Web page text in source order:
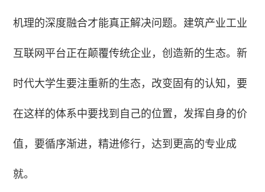
机理的深度融合才能真正解决问题。建筑产业工业
互联网平台正在颠覆传统企业，创造新的生态。新
时代大学生要注重新的生态，改变固有的认知，要
在这样的体系中要找到自己的位置，发挥自身的价
值，要循序渐进，精进修行，达到更高的专业成
就。